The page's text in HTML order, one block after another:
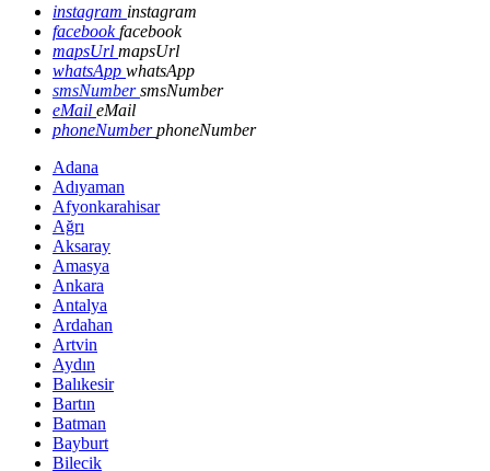
instagram instagram
facebookfacebook
mapsUrl mapsUrl
whatsApp whatsApp
smsNumbersmsNumber
eMail eMail
phoneNumberphoneNumber
Adana
Adıyaman
Afyonkarahisar
Ağrı
Aksaray
Amasya
Ankara
Antalya
Ardahan
Artvin
Aydın
Balıkesir
Bartın
Batman
Bayburt
Bilecik